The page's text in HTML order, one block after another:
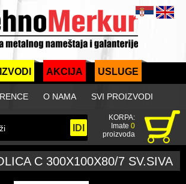
AKCIJA USLUGE
O NAMA SVI PROIZVODI
KORPA:
Imate 0
proizvoda
C 300X100X80/7 SV.SIVA